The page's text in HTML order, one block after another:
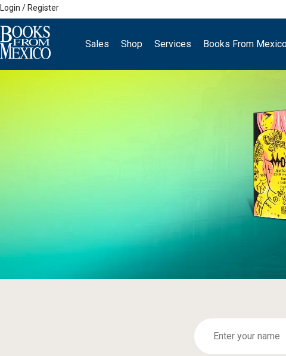
Skip
to
content
Login / Register
Sales Shop Services Books From